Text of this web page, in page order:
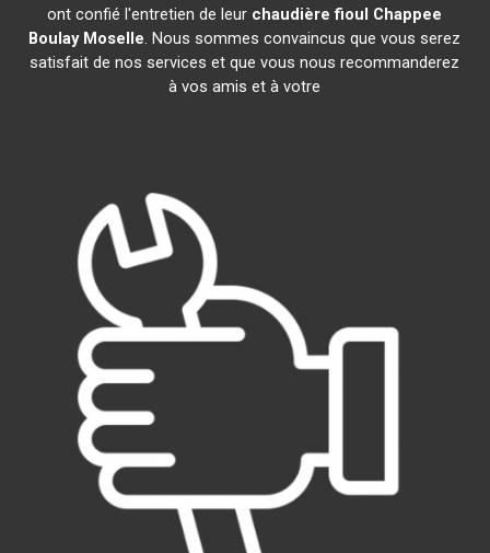
ont confié l'entretien de leur chaudière fioul Chappee
Boulay Moselle. Nous sommes convaincus que vous serez
satisfait de nos services et que vous nous recommanderez
à vos amis et à votre